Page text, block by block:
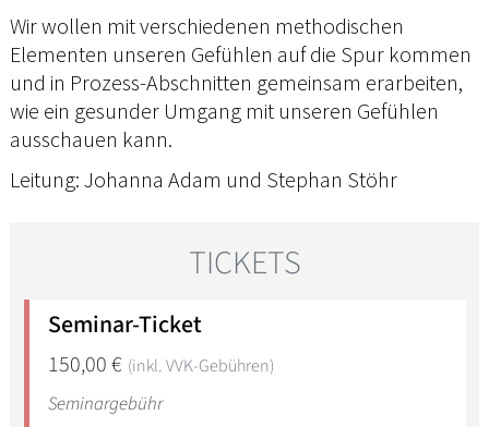
Wir wollen mit verschiedenen methodischen
Elementen unseren Gefühlen auf die Spur kommen
und in Prozess-Abschnitten gemeinsam erarbeiten,
wie ein gesunder Umgang mit unseren Gefühlen
ausschauen kann.
Leitung: Johanna Adam und Stephan Stöhr